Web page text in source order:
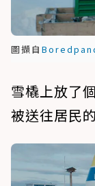
圖擷自
雪橇上放了
被送往居民